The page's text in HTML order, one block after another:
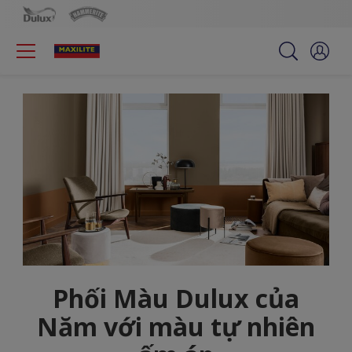
Phối Màu Dulux của
Năm với màu tự nhiên